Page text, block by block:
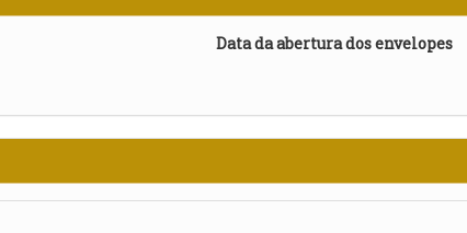
Data da abertura dos envelopes